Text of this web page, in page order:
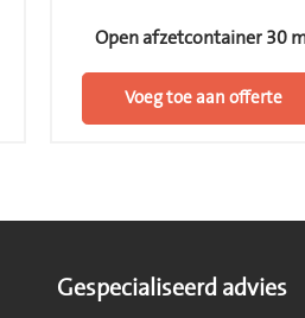
Open afzetcontainer 30
Voeg toe aan offerte
Gespecialiseerd advies